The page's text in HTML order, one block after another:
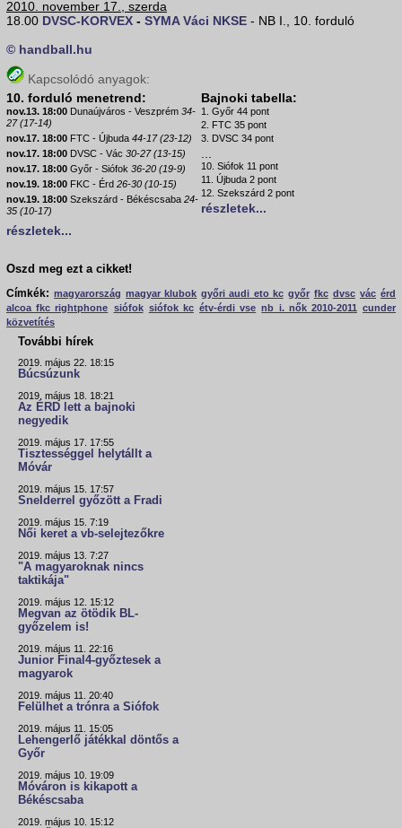
2010. november 17., szerda
18.00 DVSC-KORVEX - SYMA Váci NKSE - NB I., 10. forduló
© handball.hu
Kapcsolódó anyagok:
10. forduló menetrend:
nov.13. 18:00 Dunaújváros - Veszprém 34-
27 (17-14)
nov.17. 18:00 FTC - Újbuda 44-17 (23-12)
nov.17. 18:00 DVSC - Vác 30-27 (13-15)
nov.17. 18:00 Győr - Siófok 36-20 (19-9)
nov.19. 18:00 FKC - Érd 26-30 (10-15)
nov.19. 18:00 Szekszárd - Békéscsaba 24-
35 (10-17)
részletek...
Bajnoki tabella:
1. Győr 44 pont
2. FTC 35 pont
3. DVSC 34 pont
...
10. Siófok 11 pont
11. Újbuda 2 pont
12. Szekszárd 2 pont
részletek...
Oszd meg ezt a cikket!
Címkék: magyarország magyar klubok győri audi eto kc győr fkc dvsc vác érd
alcoa fkc rightphone siófok siófok kc étv-érdi vse nb i. nők 2010-2011
cunder
közvetítés
További hírek
2019. május 22. 18:15
Búcsúzunk
2019. május 18. 18:21
Az ÉRD lett a bajnoki
negyedik
2019. május 17. 17:55
Tisztességgel helytállt a
Móvár
2019. május 15. 17:57
Snelderrel győzött a Fradi
2019. május 15. 7:19
Női keret a vb-selejtezőkre
2019. május 13. 7:27
"A magyaroknak nincs
taktikája"
2019. május 12. 15:12
Megvan az ötödik BL-
győzelem is!
2019. május 11. 22:16
Junior Final4-győztesek a
magyarok
2019. május 11. 20:40
Felülhet a trónra a Siófok
2019. május 11. 15:05
Lehengerlő játékkal döntős a
Győr
2019. május 10. 19:09
Móváron is kikapott a
Békéscsaba
2019. május 10. 15:12